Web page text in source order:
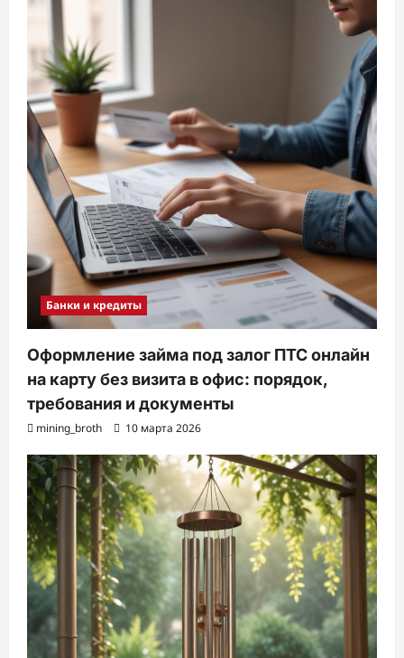
Банки и кредиты
Оформление займа под залог ПТС онлайн
на карту без визита в офис: порядок,
требования и документы
mining_broth 10 марта 2026